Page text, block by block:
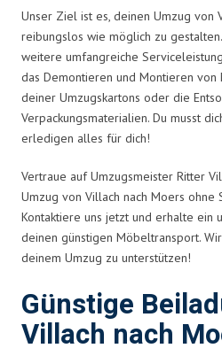
Unser Ziel ist es, deinen Umzug von
reibungslos wie möglich zu
weitere umfangreiche
das Demontieren und Montieren von
deiner Umzugskartons oder die
Verpackungsmaterialien. Du musst
erledigen alles für dich!
Vertraue auf Umzugsmeister Ritter
Umzug von Villach nach Moers ohne
Kontaktiere uns jetzt und erhalte ein
deinen günstigen Möbeltransport.
deinem Umzug zu unterstützen!
Günstige
Villach nach